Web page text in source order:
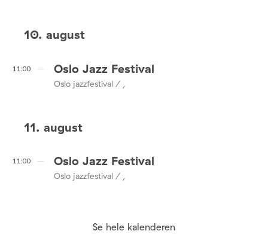
10. august
11:00 Oslo Jazz Festival
Oslo jazzfestival / ,
11. august
11:00 Oslo Jazz Festival
Oslo jazzfestival / ,
Se hele kalenderen